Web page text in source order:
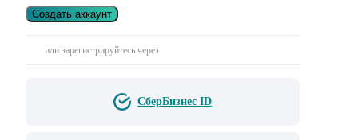
Создать аккаунт
или зарегистрируйтесь через
СберБизнес ID